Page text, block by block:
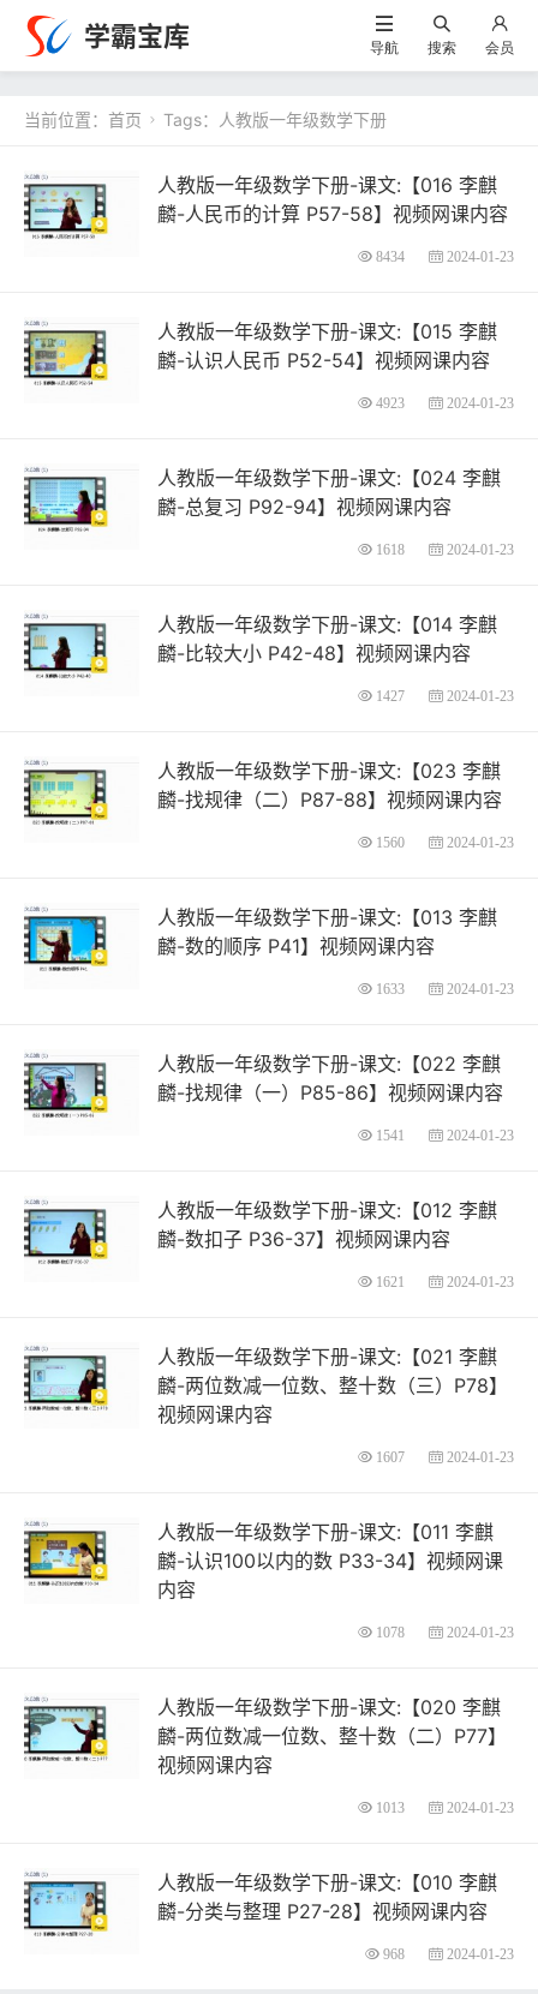
学霸宝库 导航 搜索 会员
当前位置： 首页  Tags：人教版一年级数学下册
人教版一年级数学下册-课文:【016 李麒
麟-人民币的计算 P57-58】视频网课内容
8434 2024-01-23
人教版一年级数学下册-课文:【015 李麒
麟-认识人民币 P52-54】视频网课内容
4923 2024-01-23
人教版一年级数学下册-课文:【024 李麒
麟-总复习 P92-94】视频网课内容
1618 2024-01-23
人教版一年级数学下册-课文:【014 李麒
麟-比较大小 P42-48】视频网课内容
1427 2024-01-23
人教版一年级数学下册-课文:【023 李麒
麟-找规律（二）P87-88】视频网课内容
1560 2024-01-23
人教版一年级数学下册-课文:【013 李麒
麟-数的顺序 P41】视频网课内容
1633 2024-01-23
人教版一年级数学下册-课文:【022 李麒
麟-找规律（一）P85-86】视频网课内容
1541 2024-01-23
人教版一年级数学下册-课文:【012 李麒
麟-数扣子 P36-37】视频网课内容
1621 2024-01-23
人教版一年级数学下册-课文:【021 李麒
麟-两位数减一位数、整十数（三）P78】
视频网课内容
1607 2024-01-23
人教版一年级数学下册-课文:【011 李麒
麟-认识100以内的数 P33-34】视频网课
内容
1078 2024-01-23
人教版一年级数学下册-课文:【020 李麒
麟-两位数减一位数、整十数（二）P77】
视频网课内容
1013 2024-01-23
人教版一年级数学下册-课文:【010 李麒
麟-分类与整理 P27-28】视频网课内容
968 2024-01-23